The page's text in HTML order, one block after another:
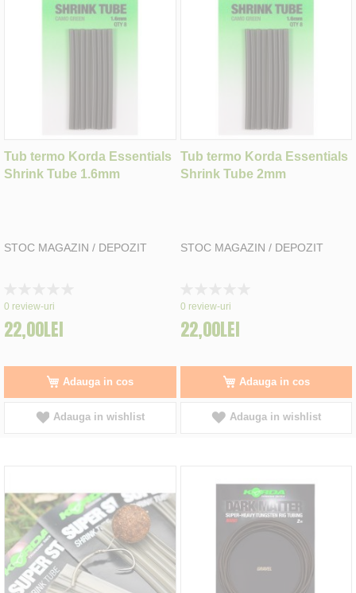
Tub termo Korda Essentials
Shrink Tube 1.6mm
STOC MAGAZIN / DEPOZIT
0%
0 review-uri
22,00LEI
Adauga in cos
Adauga in wishlist
Tub termo Korda Essentials
Shrink Tube 2mm
STOC MAGAZIN / DEPOZIT
0%
0 review-uri
22,00LEI
Adauga in cos
Adauga in wishlist